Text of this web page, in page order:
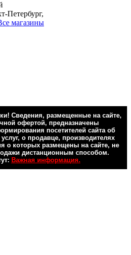
Петербург,
магазины
Сведения, размещенные на сайте,
офертой, предназначены
посетителей сайта об
о продавце, производителях
о которых размещены на сайте, не
дистанционным способом.
Важная информация.